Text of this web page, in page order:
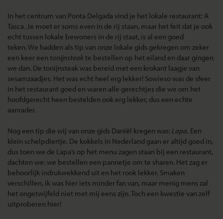
In het centrum van Ponta Delgada vind je het lokale restaurant: A
Tasca. Je moet er soms even in de rij staan, maar het feit dat je ook
echt tussen lokale bewoners in de rij staat, is al een goed
teken. We hadden als tip van onze lokale gids gekregen om zeker
een keer een tonijnsteakte bestellen op het eiland en daar gingen
we dan. De tonijnsteak was bereid met een krokant laagje van
sesamzaadjes. Het was echt heel erg lekker! Sowieso was de sfeer
in het restaurant goed en waren alle gerechtjes die we om het
hoofdgerecht heen bestelden ook erg lekker, dus een echte
aanrader.
Nog een tip die wij van onze gids Daniël kregen was: Lapa. Een
klein schelpdiertje. De kokkels in Nederland gaan er altijd goed in,
dus toen we de Lapa’s op het menu zagen staan bij een restaurant,
dachten we: we bestellen een pannetje om te sharen. Het zag er
behoorlijk indrukwekkend uit en het rook lekker. Smaken
verschillen, ik was hier iets minder fan van, maar menig mens zal
het ongetwijfeld niet met mij eens zijn. Toch een kwestie van zelf
uitproberen hier!